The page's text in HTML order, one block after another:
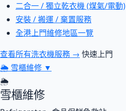
二合一 / 獨立乾衣機 (煤氣/電動)
安裝 / 搬運 / 棄置服務
全港上門維修地區一覽
查看所有洗衣機服務 → 快速上門
🌦 雪櫃維修 ▼
🌦
雪櫃維修